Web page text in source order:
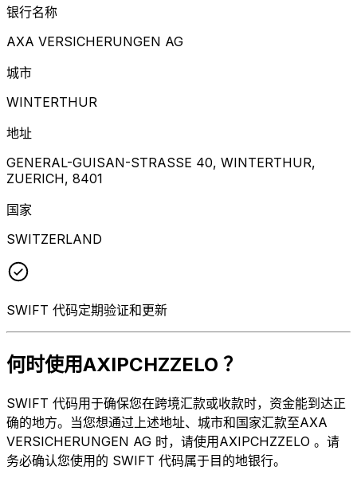
银行名称
AXA VERSICHERUNGEN AG
城市
WINTERTHUR
地址
GENERAL-GUISAN-STRASSE 40, WINTERTHUR,
ZUERICH, 8401
国家
SWITZERLAND
SWIFT 代码定期验证和更新
何时使用AXIPCHZZELO ？
SWIFT 代码用于确保您在跨境汇款或收款时，资金能到达正
确的地方。当您想通过上述地址、城市和国家汇款至AXA
VERSICHERUNGEN AG 时，请使用AXIPCHZZELO 。请
务必确认您使用的 SWIFT 代码属于目的地银行。